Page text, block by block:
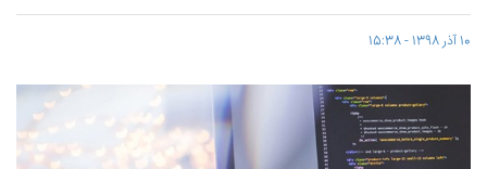
10 آذر 1398 - 15:38